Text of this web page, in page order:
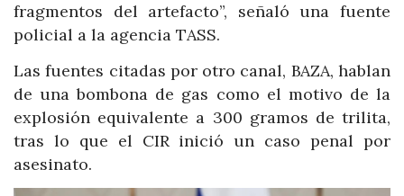
fragmentos del artefacto”, señaló una fuente
policial a la agencia TASS.
Las fuentes citadas por otro canal, BAZA, hablan
de una bombona de gas como el motivo de la
explosión equivalente a 300 gramos de trilita,
tras lo que el CIR inició un caso penal por
asesinato.